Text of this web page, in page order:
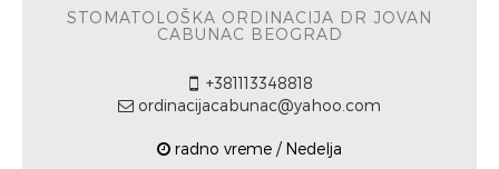
STOMATOLOŠKA ORDINACIJA DR JOVAN
CABUNAC BEOGRAD
+381113348818
ordinacijacabunac@yahoo.com
radno vreme / Nedelja